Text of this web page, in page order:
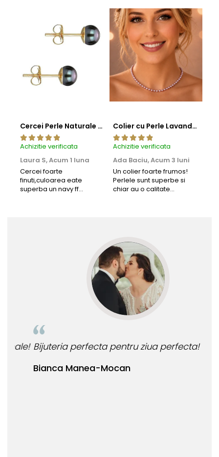
Cercei Perle Naturale Negre 5-6 mm, Buton AAA, Aur 14K (aur 585), Tip Șurub | KASKADDA®
Achizitie verificata
Laura S,Acum 1 luna
Cercei foarte
finuti,culoarea eate
superba un navy ff
Colier cu Perle Lavanda la Baza Gatului, de 4-5 mm, Perle Rare, Calitate AAA+, Aur 14K | KASKADDA®
Achizitie verificata
Ada Baciu,Acum 3 luni
Un colier foarte frumos!
Perlele sunt superbe si
chiar au o calitate
Bianca Manea-Mocan
Bijuteria perfecta pentru ziua perfecta!